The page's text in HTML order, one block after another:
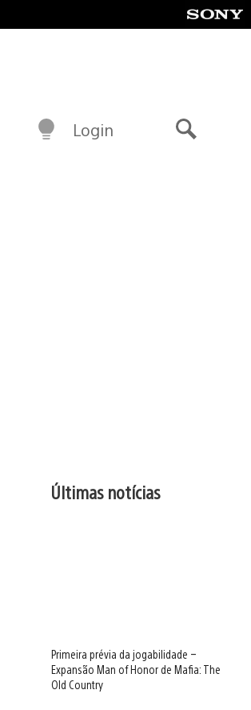
Login
Últimas notícias
Primeira prévia da jogabilidade –
Expansão Man of Honor de Mafia: The
Old Country